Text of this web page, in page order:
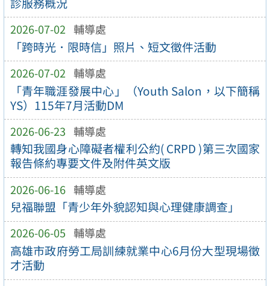
2026-07-02 輔導處
「跨時光．限時信」照片、短文徵件活動
2026-07-02 輔導處
「青年職涯發展中心」（Youth Salon，以下簡稱
YS）115年7月活動DM
2026-06-23 輔導處
轉知我國身心障礙者權利公約( CRPD )第三次國家
報告條約專要文件及附件英文版
2026-06-16 輔導處
兒福聯盟「青少年外貌認知與心理健康調查」
2026-06-05 輔導處
高雄市政府勞工局訓練就業中心6月份大型現場徵
才活動